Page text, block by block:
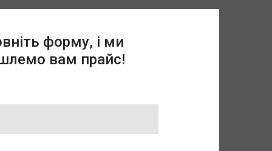
форму, і ми
вам прайс!